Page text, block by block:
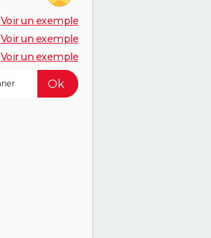
Voir un exemple
Voir un exemple
Voir un exemple